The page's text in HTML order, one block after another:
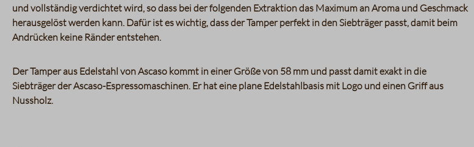
und vollständig verdichtet wird, so dass bei der folgenden Extraktion das Maximum an Aroma und Geschmack
herausgelöst werden kann. Dafür ist es wichtig, dass der Tamper perfekt in den Siebträger passt, damit beim
Andrücken keine Ränder entstehen.
Der Tamper aus Edelstahl von Ascaso kommt in einer Größe von 58 mm und passt damit exakt in die
Siebträger der Ascaso-Espressomaschinen. Er hat eine plane Edelstahlbasis mit Logo und einen Griff aus
Nussholz.